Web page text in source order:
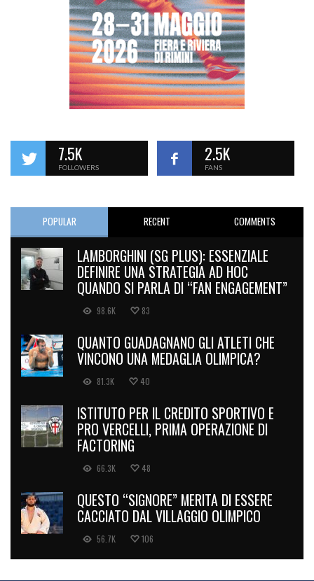
7.5K
FOLLOWERS
2.5K
FANS
POPULAR RECENT COMMENTS
LAMBORGHINI (SG PLUS): ESSENZIALE
DEFINIRE UNA STRATEGIA AD HOC
QUANDO SI PARLA DI “FAN ENGAGEMENT”
98.6K 83
QUANTO GUADAGNANO GLI ATLETI CHE
VINCONO UNA MEDAGLIA OLIMPICA?
81.3K 40
ISTITUTO PER IL CREDITO SPORTIVO E
PRO VERCELLI, PRIMA OPERAZIONE DI
FACTORING
66.3K 48
QUESTO “SIGNORE” MERITA DI ESSERE
CACCIATO DAL VILLAGGIO OLIMPICO
56.7K 106